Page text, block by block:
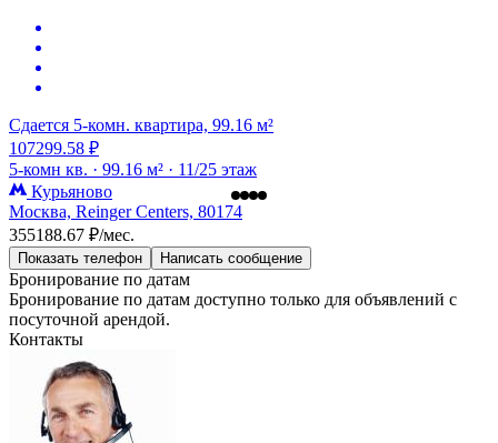
Сдается 5-комн. квартира, 99.16 м²
107299.58 ₽
5-комн кв. · 99.16 м² · 11/25 этаж
Курьяново
Москва, Reinger Centers, 80174
355188.67 ₽/мес.
Показать телефон Написать сообщение
Бронирование по датам
Бронирование по датам доступно только для объявлений с
посуточной арендой.
Контакты